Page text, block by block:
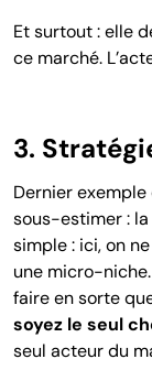
Et surtout : elle
ce marché.
3.
Dernier exemple
sous-estimer : la
simple : ici, on
une micro-niche.
faire en sorte
soyez le seul
seul acteur du